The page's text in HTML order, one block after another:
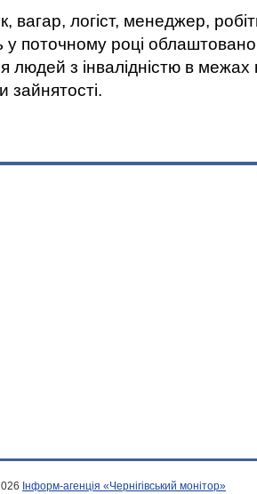
вагар, логіст, менеджер,
у поточному році
людей з інвалідністю в межах
зайнятості.
Інформ-агенція «Чернігівський монітор»